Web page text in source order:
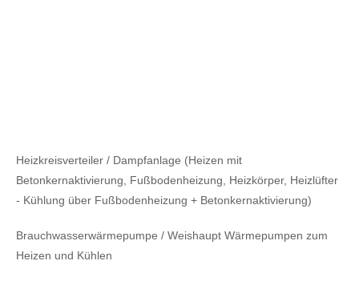
Heizkreisverteiler / Dampfanlage (Heizen mit
Betonkernaktivierung, Fußbodenheizung, Heizkörper, Heizlüfter
- Kühlung über Fußbodenheizung + Betonkernaktivierung)
Brauchwasserwärmepumpe / Weishaupt Wärmepumpen zum
Heizen und Kühlen